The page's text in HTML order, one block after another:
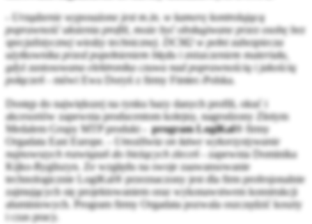
- Urządzenie wyposażone jest m.in. w kamerę kontrolującą
poprawność ułożenia profili, może być obsługiwane przez osobę bez
specjalistycznej wiedzy technicznej. DCM2 w pełni zabezpiecza
użytkownika przed popełnieniem błędu i zniszczeniem materiału,
gdyż zastosowana elektronika czuwa nad poprawnością i jakością
połączeń - mówi Ewa Doryń z firmy Fimtec-Polska.
Dostęp do największej na rynku bazy danych profili, okuć i
akcesoriów zapewnia producentom kolejny, nagrodzony Złotym
Medalem Grupy MTP produkt
- program LogiKal® firmy
Orgadata East Europe. -
Umożliwia on łatwe wykorzystywanie
najnowszych rozwiązań do bieżących zleceń - zapewnia Dominika
Kijko-Rygliszyn. Ze względu na swoje zaawansowanie
technologicznie LogiKal® przeznaczony jest dla firm profesjonalnie
zajmujących się projektowaniem oraz wykonawstwem konstrukcji
aluminiowych. Program firmy Orgadata pozwala oszczędzić koszty
i czas pracy.